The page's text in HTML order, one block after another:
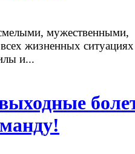
мужественными,
жизненных
и...